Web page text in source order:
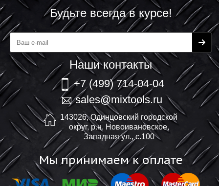
Будьте всегда в курсе!
Наши контакты
+7 (499) 714-04-04
sales@mixtools.ru
143026, Одинцовский городской
округ, р.н. Новоивановское,
Западная ул., с.100
Мы принимаем к оплате